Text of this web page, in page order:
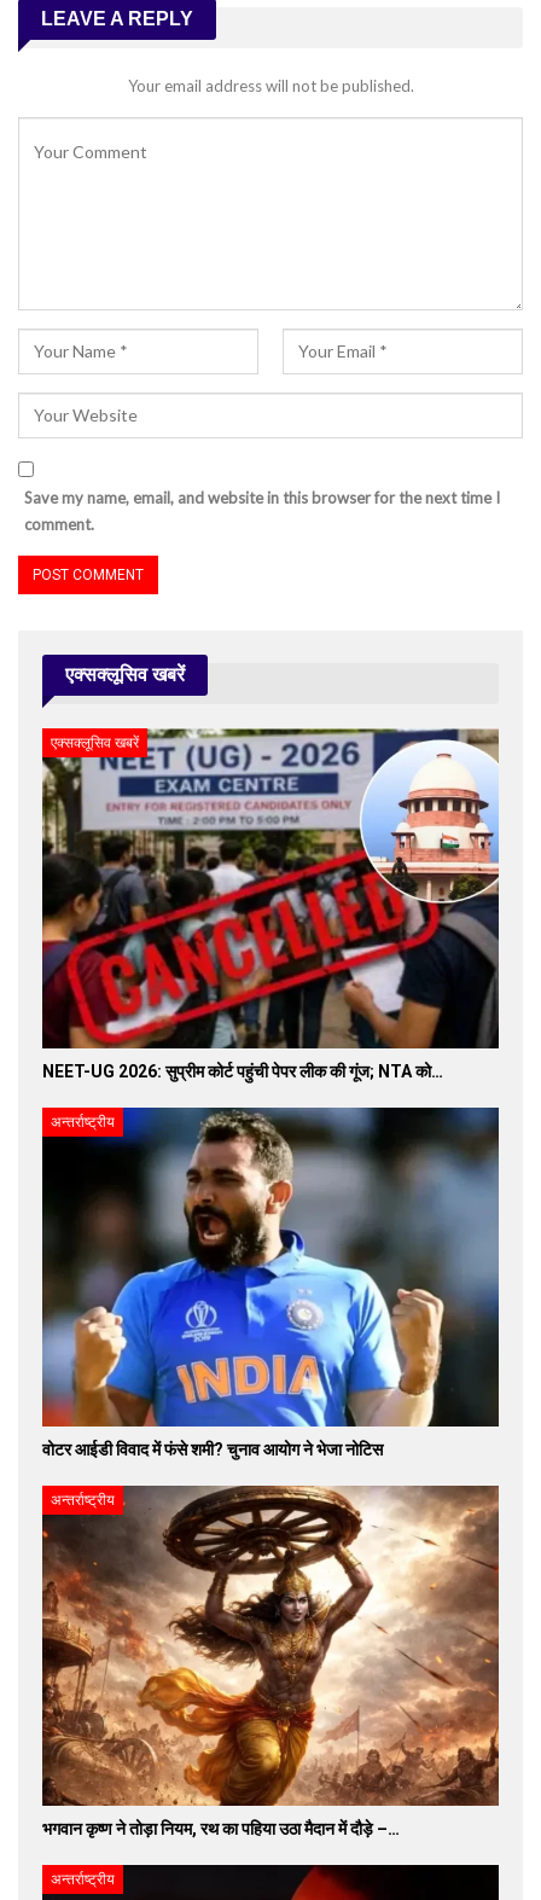
LEAVE A REPLY
Your email address will not be published.
Save my name, email, and website in this browser for the next time I
comment.
एक्सक्लूसिव खबरें
एक्सक्लूसिव खबरें
NEET-UG 2026: सुप्रीम कोर्ट पहुंची पेपर लीक की गूंज; NTA को…
अन्तर्राष्ट्रीय
वोटर आईडी विवाद में फंसे शमी? चुनाव आयोग ने भेजा नोटिस
अन्तर्राष्ट्रीय
भगवान कृष्ण ने तोड़ा नियम, रथ का पहिया उठा मैदान में दौड़े –…
अन्तर्राष्ट्रीय